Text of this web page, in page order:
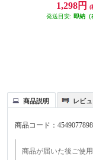
1,298円
(
発送目安: 即納（
商品説明 レビ
商品コード：
商品が届いた後ご使用